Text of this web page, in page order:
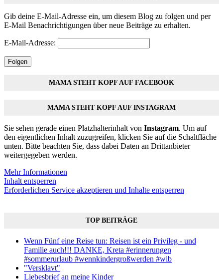
Gib deine E-Mail-Adresse ein, um diesem Blog zu folgen und per
E-Mail Benachrichtigungen über neue Beiträge zu erhalten.
E-Mail-Adresse:
Folgen
MAMA STEHT KOPF AUF FACEBOOK
MAMA STEHT KOPF AUF INSTAGRAM
Sie sehen gerade einen Platzhalterinhalt von Instagram. Um auf
den eigentlichen Inhalt zuzugreifen, klicken Sie auf die Schaltfläche
unten. Bitte beachten Sie, dass dabei Daten an Drittanbieter
weitergegeben werden.
Mehr Informationen
Inhalt entsperren
Erforderlichen Service akzeptieren und Inhalte entsperren
TOP BEITRÄGE
Wenn Fünf eine Reise tun: Reisen ist ein Privileg - und
Familie auch!!! DANKE, Kreta #erinnerungen
#sommerurlaub #wennkindergroßwerden #wib
"Versklavt"
Liebesbrief an meine Kinder